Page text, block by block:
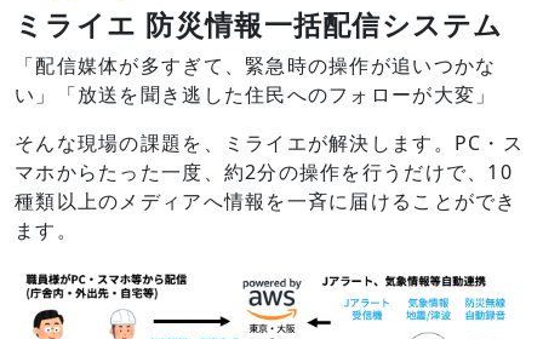
ミライエ 防災情報一括配信システム
「配信媒体が多すぎて、緊急時の操作が追いつかな
い」「放送を聞き逃した住民へのフォローが大変」
そんな現場の課題を、ミライエが解決します。PC・ス
マホからたった一度、約2分の操作を行うだけで、10
種類以上のメディアへ情報を一斉に届けることができ
ます。